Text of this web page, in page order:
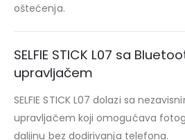
oštećenja.
SELFIE STICK L07 sa
upravljačem
SELFIE STICK L07 dolazi sa
upravljačem koji omogućava
daljinu bez dodirivanja telefona.